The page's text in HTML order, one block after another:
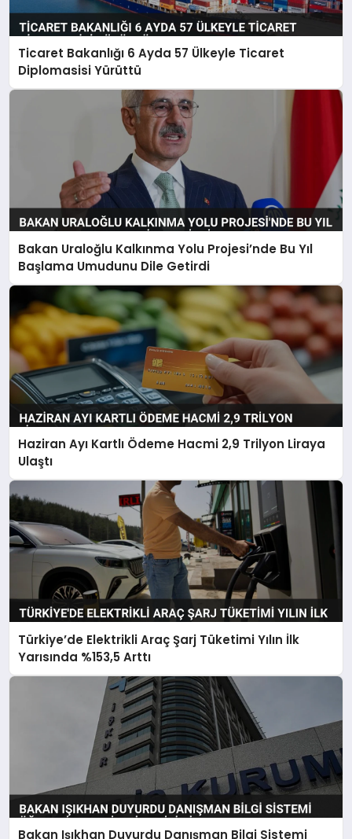
Ticaret Bakanlığı 6 Ayda 57 Ülkeyle Ticaret
Diplomasisi Yürüttü
Bakan Uraloğlu Kalkınma Yolu Projesi’nde Bu Yıl
Başlama Umudunu Dile Getirdi
Haziran Ayı Kartlı Ödeme Hacmi 2,9 Trilyon Liraya
Ulaştı
Türkiye’de Elektrikli Araç Şarj Tüketimi Yılın İlk
Yarısında %153,5 Arttı
Bakan Işıkhan Duyurdu Danışman Bilgi Sistemi